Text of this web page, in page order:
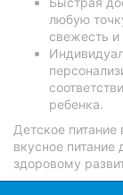
любую
свежесть и
ребенка.
Детское
вкусное питание
здоровому